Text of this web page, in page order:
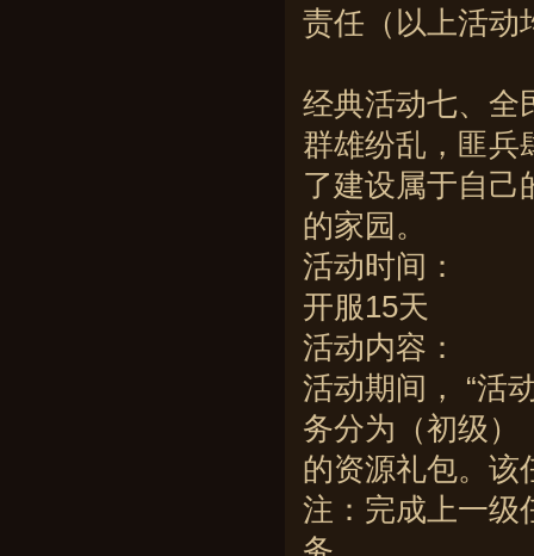
责任（以上活动
经典活动七、全
群雄纷乱，匪兵
了建设属于自己
的家园。
活动时间：
开服15天
活动内容：
活动期间， “活
务分为（初级）
的资源礼包。该
注：完成上一级